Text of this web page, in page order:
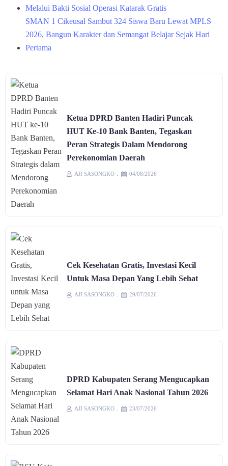
Melalui Bakti Sosial Operasi Katarak Gratis
SMAN 1 Cikeusal Sambut 324 Siswa Baru Lewat MPLS
2026, Bangun Karakter dan Semangat Belajar Sejak Hari
Pertama
Ketua DPRD Banten Hadiri Puncak
HUT Ke-10 Bank Banten, Tegaskan
Peran Strategis Dalam Mendorong
Perekonomian Daerah
AJI SASONGKO 04/08/2026
Cek Kesehatan Gratis, Investasi Kecil
Untuk Masa Depan Yang Lebih Sehat
AJI SASONGKO 29/07/2026
DPRD Kabupaten Serang Mengucapkan
Selamat Hari Anak Nasional Tahun 2026
AJI SASONGKO 23/07/2026